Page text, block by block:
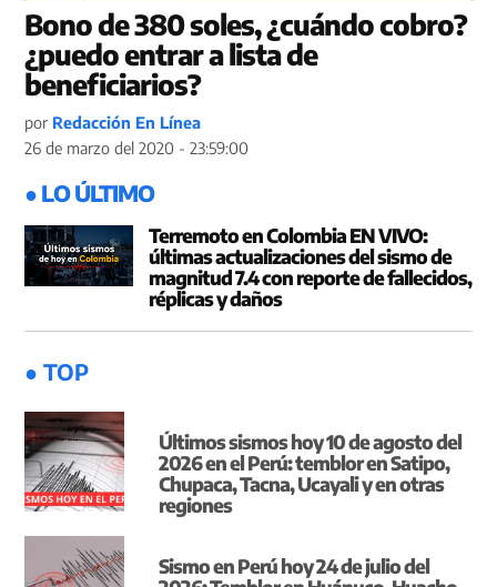
Bono de 380 soles, ¿cuándo cobro?
¿puedo entrar a lista de
beneficiarios?
por Redacción En Línea
26 de marzo del 2020 - 23:59:00
● LO ÚLTIMO
Terremoto en Colombia EN VIVO:
últimas actualizaciones del sismo de
magnitud 7.4 con reporte de fallecidos,
réplicas y daños
● TOP
Últimos sismos hoy 10 de agosto del
2026 en el Perú: temblor en Satipo,
Chupaca, Tacna, Ucayali y en otras
regiones
Sismo en Perú hoy 24 de julio del